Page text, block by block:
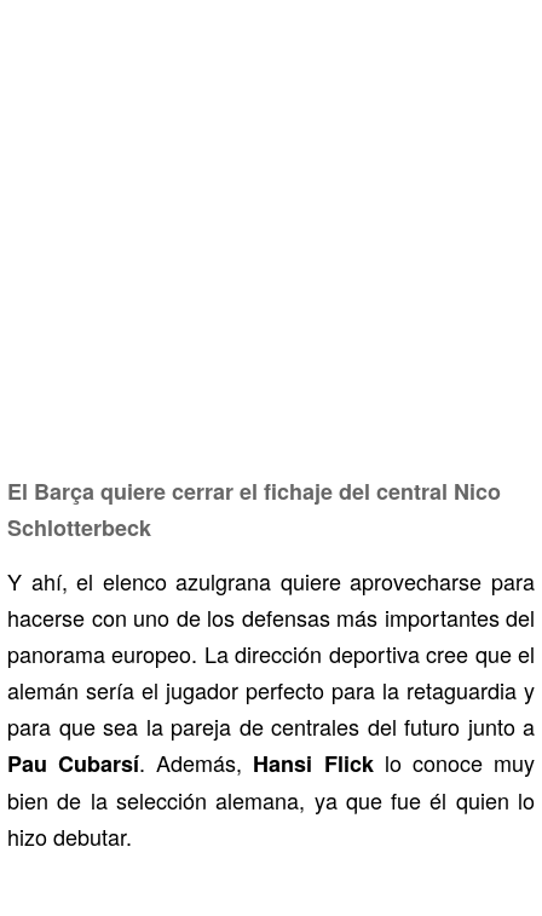
El Barça quiere cerrar el fichaje del central Nico
Schlotterbeck
Y ahí, el elenco azulgrana quiere aprovecharse para
hacerse con uno de los defensas más importantes del
panorama europeo. La dirección deportiva cree que el
alemán sería el jugador perfecto para la retaguardia y
para que sea la pareja de centrales del futuro junto a
Pau Cubarsí. Además, Hansi Flick lo conoce muy
bien de la selección alemana, ya que fue él quien lo
hizo debutar.